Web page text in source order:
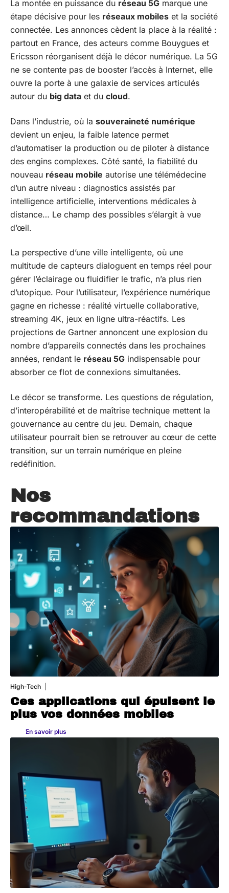
La montée en puissance du réseau 5G marque une
étape décisive pour les réseaux mobiles et la société
connectée. Les annonces cèdent la place à la réalité :
partout en France, des acteurs comme Bouygues et
Ericsson réorganisent déjà le décor numérique. La 5G
ne se contente pas de booster l’accès à Internet, elle
ouvre la porte à une galaxie de services articulés
autour du big data et du cloud.
Dans l’industrie, où la souveraineté numérique
devient un enjeu, la faible latence permet
d’automatiser la production ou de piloter à distance
des engins complexes. Côté santé, la fiabilité du
nouveau réseau mobile autorise une télémédecine
d’un autre niveau : diagnostics assistés par
intelligence artificielle, interventions médicales à
distance… Le champ des possibles s’élargit à vue
d’œil.
La perspective d’une ville intelligente, où une
multitude de capteurs dialoguent en temps réel pour
gérer l’éclairage ou fluidifier le trafic, n’a plus rien
d’utopique. Pour l’utilisateur, l’expérience numérique
gagne en richesse : réalité virtuelle collaborative,
streaming 4K, jeux en ligne ultra-réactifs. Les
projections de Gartner annoncent une explosion du
nombre d’appareils connectés dans les prochaines
années, rendant le réseau 5G indispensable pour
absorber ce flot de connexions simultanées.
Le décor se transforme. Les questions de régulation,
d’interopérabilité et de maîtrise technique mettent la
gouvernance au centre du jeu. Demain, chaque
utilisateur pourrait bien se retrouver au cœur de cette
transition, sur un terrain numérique en pleine
redéfinition.
Nos
recommandations
High-Tech
Ces applications qui épuisent le
plus vos données mobiles
En savoir plus